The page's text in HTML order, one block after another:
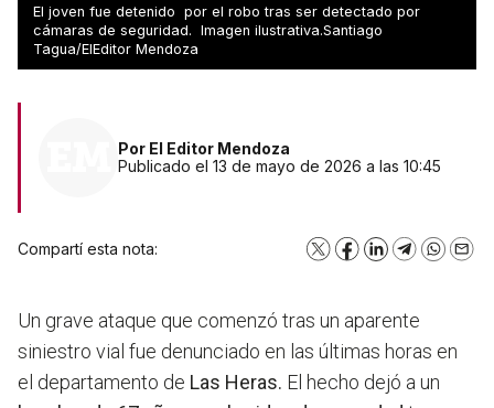
de un vehículo impactó a su auto estacionado y,
tras una discusión, se dio a la fuga arrastrándolo
El joven fue detenido por el robo tras ser detectado por
cámaras de seguridad. Imagen ilustrativa.Santiago
Tagua/ElEditor Mendoza
Por El Editor Mendoza
Publicado el 13 de mayo de 2026 a las 10:45
Compartí esta nota: X Facebook
LinkedInTelegram
Un grave ataque que comenzó tras un aparente
siniestro vial fue denunciado en las últimas horas en
el departamento de Las Heras. El hecho dejó a un